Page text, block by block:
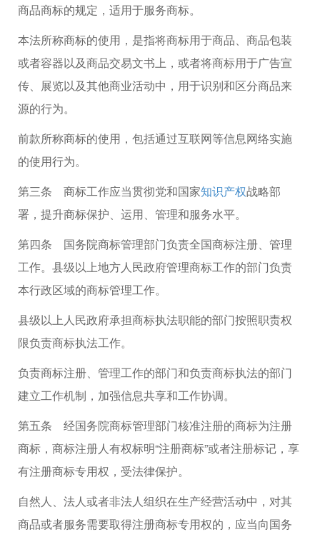
商品商标的规定，适用于服务商标。
本法所称商标的使用，是指将商标用于商品、商品包装
或者容器以及商品交易文书上，或者将商标用于广告宣
传、展览以及其他商业活动中，用于识别和区分商品来
源的行为。
前款所称商标的使用，包括通过互联网等信息网络实施
的使用行为。
第三条 商标工作应当贯彻党和国家知识产权战略部
署，提升商标保护、运用、管理和服务水平。
第四条 国务院商标管理部门负责全国商标注册、管理
工作。县级以上地方人民政府管理商标工作的部门负责
本行政区域的商标管理工作。
县级以上人民政府承担商标执法职能的部门按照职责权
限负责商标执法工作。
负责商标注册、管理工作的部门和负责商标执法的部门
建立工作机制，加强信息共享和工作协调。
第五条 经国务院商标管理部门核准注册的商标为注册
商标，商标注册人有权标明“注册商标”或者注册标记，享
有注册商标专用权，受法律保护。
自然人、法人或者非法人组织在生产经营活动中，对其
商品或者服务需要取得注册商标专用权的，应当向国务